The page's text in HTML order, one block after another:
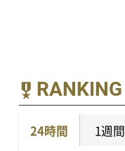
RANKING
24時間 1週間